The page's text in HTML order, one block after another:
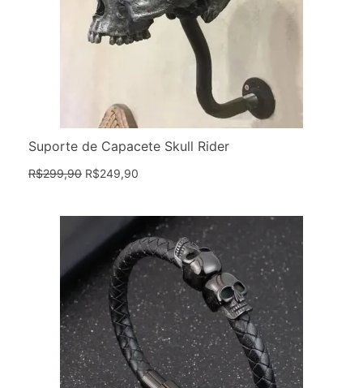
Suporte de Capacete Skull Rider
R$299,90 R$249,90